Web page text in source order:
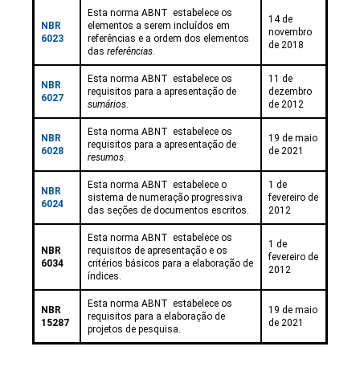
NBR
6023
Esta norma ABNT estabelece os
elementos a serem incluídos em
referências e a ordem dos elementos
das referências
14 de
novembro
de 2018
NBR
6027
Esta norma ABNT estabelece os
requisitos para a apresentação de
sumários
11 de
dezembro
de 2012
NBR
6028
Esta norma ABNT estabelece os
requisitos para a apresentação de
resumos
19 de maio
de 2021
NBR
6024
Esta norma ABNT estabelece o
sistema de numeração progressiva
das seções de documentos escritos.
1 de
fevereiro de
2012
NBR
6034
Esta norma ABNT estabelece os
requisitos de apresentação e os
critérios básicos para a elaboração de
índices.
1 de
fevereiro de
2012
NBR
15287
Esta norma ABNT estabelece os
requisitos para a elaboração de
projetos de pesquisa.
19 de maio
de 2021